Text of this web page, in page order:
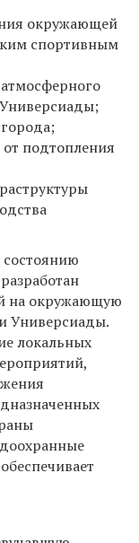
окружающей
спортивным
подтопления
на окружающую
Универсиады.
локальных